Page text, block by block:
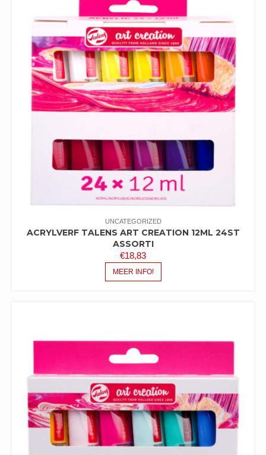
UNCATEGORIZED
ACRYLVERF TALENS ART CREATION 12ML 24ST
ASSORTI
€18,83
MEER INFO!